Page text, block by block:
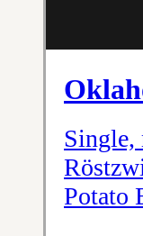
Single,
Potato